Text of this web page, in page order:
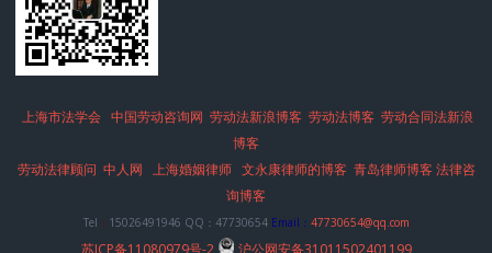
上海市法学会 中国劳动咨询网 劳动法新浪博客 劳动法博客 劳动合同法新浪
博客
劳动法律顾问 中人网 上海婚姻律师 文永康律师的博客 青岛律师博客法律咨
询博客
Tel ： 15026491946 QQ：47730654 Email： 47730654@qq.com